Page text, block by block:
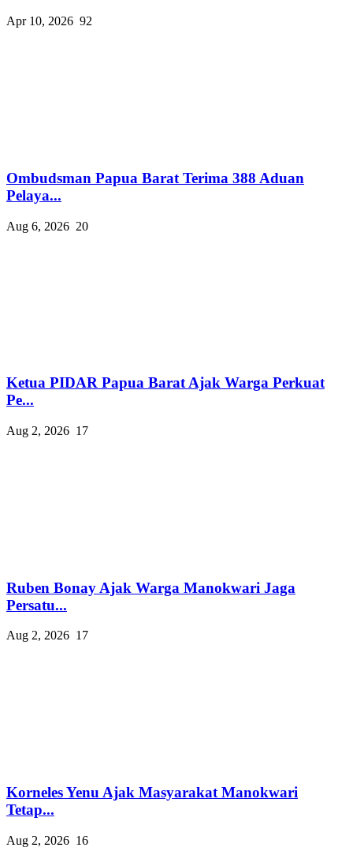
Apr 10, 2026 92
Ombudsman Papua Barat Terima 388 Aduan
Pelaya...
Aug 6, 2026 20
Ketua PIDAR Papua Barat Ajak Warga Perkuat
Pe...
Aug 2, 2026 17
Ruben Bonay Ajak Warga Manokwari Jaga
Persatu...
Aug 2, 2026 17
Korneles Yenu Ajak Masyarakat Manokwari
Tetap...
Aug 2, 2026 16